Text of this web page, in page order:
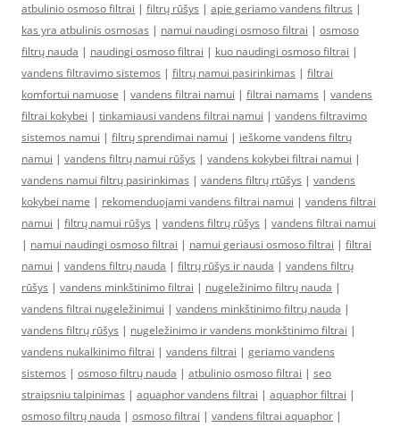
atbulinio osmoso filtrai | filtrų rūšys | apie geriamo vandens filtrus |
kas yra atbulinis osmosas | namui naudingi osmoso filtrai | osmoso
filtrų nauda | naudingi osmoso filtrai | kuo naudingi osmoso filtrai |
vandens filtravimo sistemos | filtrų namui pasirinkimas | filtrai
komfortui namuose | vandens filtrai namui | filtrai namams | vandens
filtrai kokybei | tinkamiausi vandens filtrai namui | vandens filtravimo
sistemos namui | filtrų sprendimai namui | ieškome vandens filtrų
namui | vandens filtrų namui rūšys | vandens kokybei filtrai namui |
vandens namui filtrų pasirinkimas | vandens filtrų rtūšys | vandens
kokybei name | rekomenduojami vandens filtrai namui | vandens filtrai
namui | filtrų namui rūšys | vandens filtrų rūšys | vandens filtrai namui
| namui naudingi osmoso filtrai | namui geriausi osmoso filtrai | filtrai
namui | vandens filtrų nauda | filtrų rūšys ir nauda | vandens filtrų
rūšys | vandens minkštinimo filtrai | nugeležinimo filtrų nauda |
vandens filtrai nugeležinimui | vandens minkštinimo filtrų nauda |
vandens filtrų rūšys | nugeležinimo ir vandens monkštinimo filtrai |
vandens nukalkinimo filtrai | vandens filtrai | geriamo vandens
sistemos | osmoso filtrų nauda | atbulinio osmoso filtrai | seo
straipsniu talpinimas | aquaphor vandens filtrai | aquaphor filtrai |
osmoso filtrų nauda | osmoso filtrai | vandens filtrai aquaphor |